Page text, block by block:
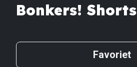
Bonkers! Shorts
Favoriet